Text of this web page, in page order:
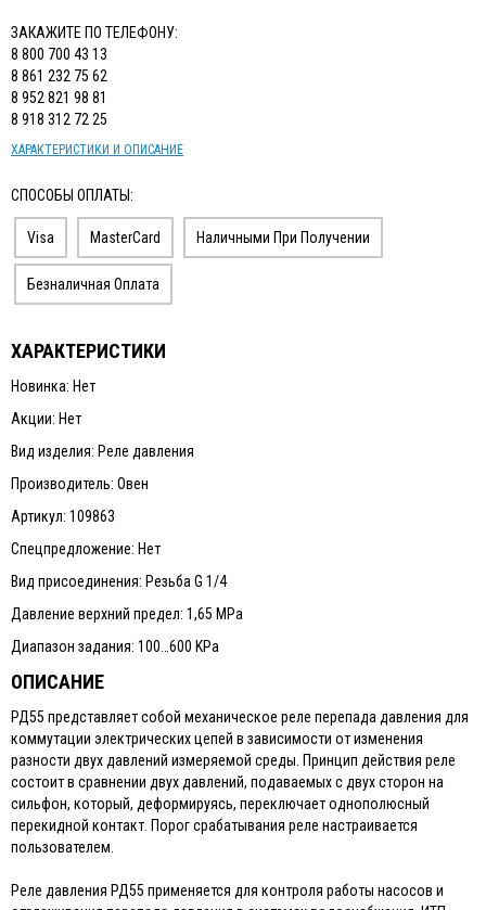
ЗАКАЖИТЕ ПО ТЕЛЕФОНУ:
8 800 700 43 13
8 861 232 75 62
8 952 821 98 81
8 918 312 72 25
ХАРАКТЕРИСТИКИ И ОПИСАНИЕ
СПОСОБЫ ОПЛАТЫ:
Visa MasterCard Наличными При Получении
Безналичная Оплата
ХАРАКТЕРИСТИКИ
Новинка: Нет
Акции: Нет
Вид изделия: Реле давления
Производитель: Овен
Артикул: 109863
Спецпредложение: Нет
Вид присоединения: Резьба G 1/4
Давление верхний предел: 1,65 MPa
Диапазон задания: 100…600 KPa
ОПИСАНИЕ
РД55 представляет собой механическое реле перепада давления для
коммутации электрических цепей в зависимости от изменения
разности двух давлений измеряемой среды. Принцип действия реле
состоит в сравнении двух давлений, подаваемых с двух сторон на
сильфон, который, деформируясь, переключает однополюсный
перекидной контакт. Порог срабатывания реле настраивается
пользователем.
Реле давления РД55 применяется для контроля работы насосов и